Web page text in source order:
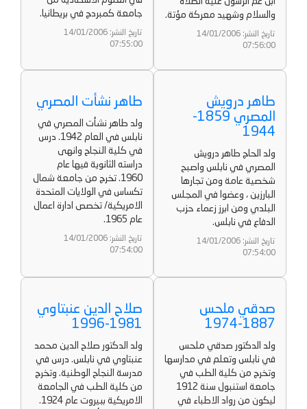
والسلام وشهيد معركة مؤتة.
تاريخ النشر: 14/01/2006
07:56:00
جامعة كمبردج في بريطانيا.
تاريخ النشر: 14/01/2006
07:55:00
طاهر درويش
المصري 1859-
1944
ولد الحاج طاهر درويش
المصري في نابلس واصبح
شخصية عامة ومن تجارها
البارزين ، وعضوا في المجلس
البلدي ومن ابرز زعماء حزب
الدفاع في نابلس.
تاريخ النشر: 14/01/2006
07:54:00
طاهر نشأت المصري
ولد طاهر نشأت المصري في
نابلس في العام 1942. درس
في كلية النجاح وانهى
دراسته الثانوية فيها عام
1960. تخرج من جامعة شمال
تكساس في الولايات المتحدة
الامريكية/ تخصص ادارة اعمال
عام 1965.
تاريخ النشر: 14/01/2006
07:54:00
صدقي ملحس
1887-1974
ولد الدكتور صدقي ملحس
في نابلس وتعلم في مدارسها
وتخرج من كلية الطب في
جامعة استنبول سنة 1912
ليكون من رواد الاطباء في
صلاح الدين عنبتاوي
1981-1996
ولد الدكتور صلاح الدين محمد
عنبتاوي في نابلس. درس في
مدرسة النجاح الوطنية. وتخرج
من كلية الطب في الجامعة
الامريكية ببيروت عام 1924.